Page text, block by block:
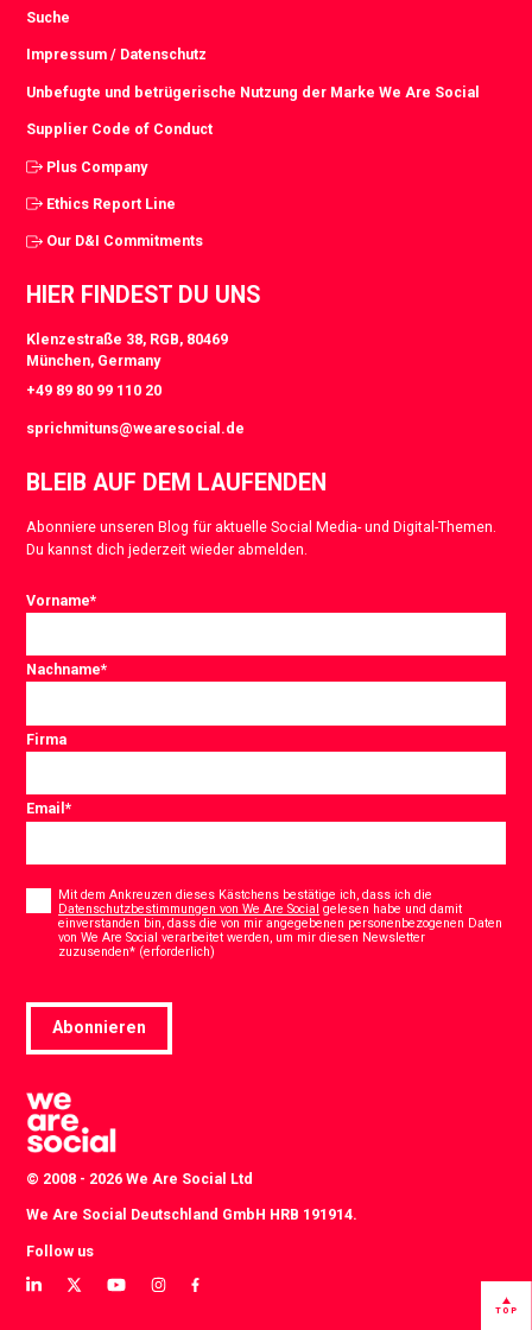
Suche
Impressum / Datenschutz
Unbefugte und betrügerische Nutzung der Marke We Are Social
Supplier Code of Conduct
Plus Company
Ethics Report Line
Our D&I Commitments
HIER FINDEST DU UNS
Klenzestraße 38, RGB, 80469
München, Germany
+49 89 80 99 110 20
sprichmituns@wearesocial.de
BLEIB AUF DEM LAUFENDEN
Abonniere unseren Blog für aktuelle Social Media- und Digital-Themen.
Du kannst dich jederzeit wieder abmelden.
Vorname*
Nachname*
Firma
Email*
Consent
Mit dem Ankreuzen dieses Kästchens bestätige ich, dass ich die
Datenschutzbestimmungen von We Are Social gelesen habe und damit
einverstanden bin, dass die von mir angegebenen personenbezogenen Daten
von We Are Social verarbeitet werden, um mir diesen Newsletter
zuzusenden* (erforderlich)
Abonnieren
© 2008 - 2026 We Are Social Ltd
We Are Social Deutschland GmbH HRB 191914.
Follow us
View
View
View
View
View
TOP